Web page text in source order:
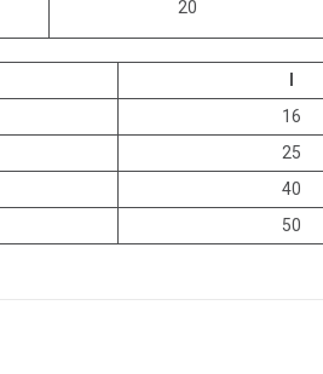
20
16
25
40
50